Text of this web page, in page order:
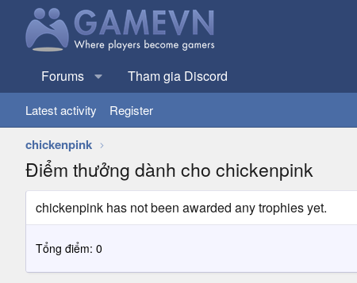
Forums Tham gia Discord
Latest activity Register
chickenpink
Điểm thưởng dành cho chickenpink
chickenpink has not been awarded any trophies yet.
Tổng điểm: 0